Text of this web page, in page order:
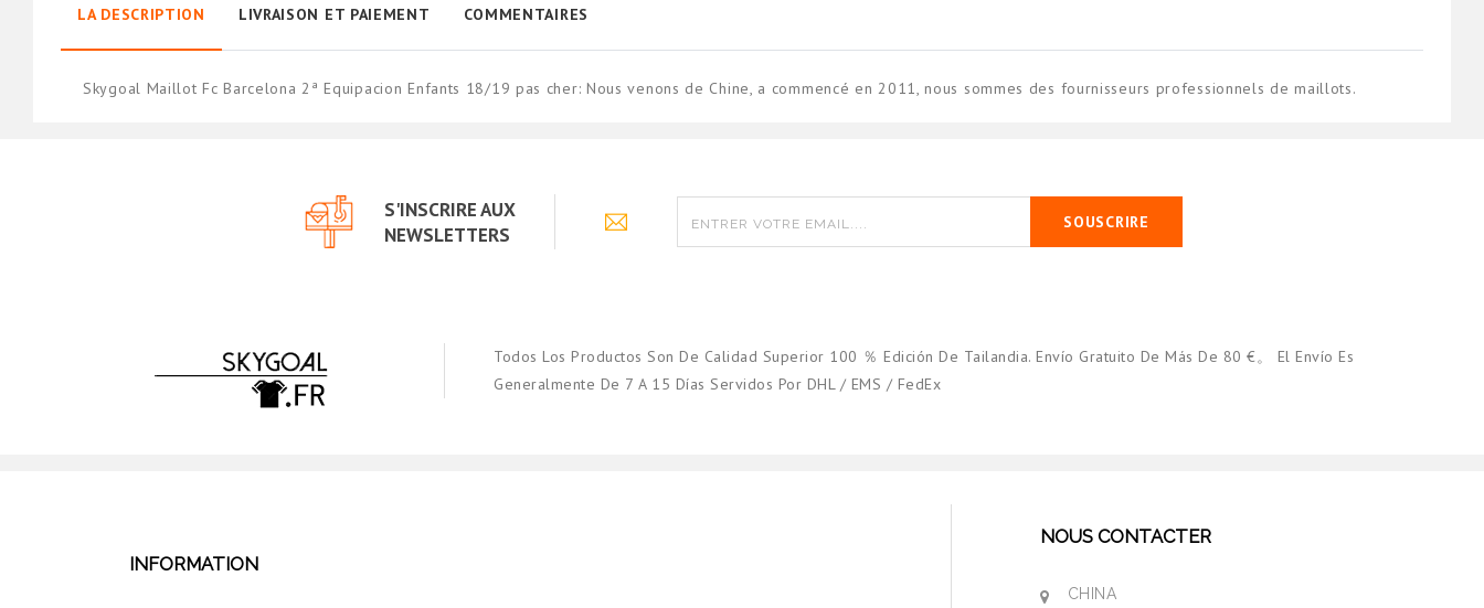
LA DESCRIPTION LIVRAISON ET PAIEMENT COMMENTAIRES
Skygoal Maillot Fc Barcelona 2ª Equipacion Enfants 18/19 pas cher: Nous venons de Chine, a commencé en 2011, nous sommes des fournisseurs professionnels de maillots.
S'INSCRIRE AUX
NEWSLETTERS
SOUSCRIRE
Todos Los Productos Son De Calidad Superior 100 ％ Edición De Tailandia. Envío Gratuito De Más De 80 €。 El Envío Es
Generalmente De 7 A 15 Días Servidos Por DHL / EMS / FedEx
INFORMATION
NOUS CONTACTER
CHINA